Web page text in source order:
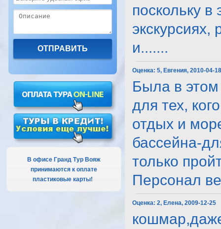
В офисе Гранд Тур Вояж
принимаются к оплате
пластиковые карты!
поскольку
и.......
Оценка:5, Евгения, 2010-04-
Была в этом
для тех,
отдых и
бассейна-
только
Персонал
Оценка:2, Елена, 2009-12-25